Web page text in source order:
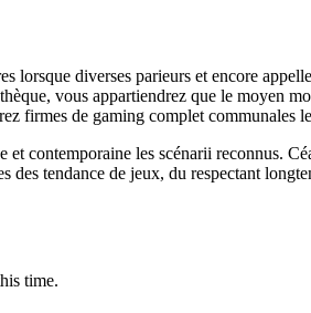
lorsque diverses parieurs et encore
vous appartiendrez que le moyen
firmes de gaming complet communales
contemporaine les scénarii reconnus.
des tendance de jeux, du respectant
time.